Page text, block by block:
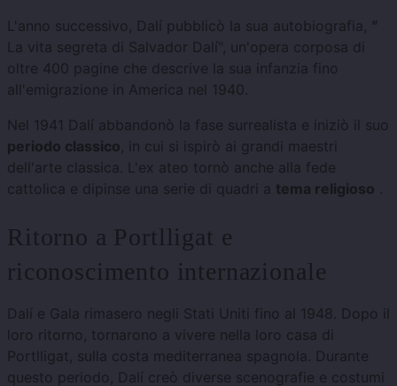
L'anno successivo, Dalí pubblicò la sua autobiografia, "
La vita segreta di Salvador Dalí", un'opera corposa di
oltre 400 pagine che descrive la sua infanzia fino
all'emigrazione in America nel 1940.
Nel 1941 Dalí abbandonò la fase surrealista e iniziò il suo
periodo classico , in cui si ispirò ai grandi maestri
dell'arte classica. L'ex ateo tornò anche alla fede
cattolica e dipinse una serie di quadri a tema religioso .
Ritorno a Portlligat e
riconoscimento internazionale
Dalí e Gala rimasero negli Stati Uniti fino al 1948. Dopo il
loro ritorno, tornarono a vivere nella loro casa di
Portlligat, sulla costa mediterranea spagnola. Durante
questo periodo, Dalí creò diverse scenografie e costumi